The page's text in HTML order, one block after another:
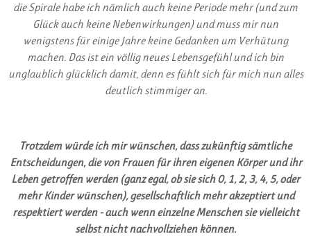
die Spirale habe ich nämlich auch keine Periode mehr (und zum
Glück auch keine Nebenwirkungen) und muss mir nun
wenigstens für einige Jahre keine Gedanken um Verhütung
machen. Das ist ein völlig neues Lebensgefühl und ich bin
unglaublich glücklich damit, denn es fühlt sich für mich nun alles
deutlich stimmiger an.
Trotzdem würde ich mir wünschen, dass zukünftig sämtliche
Entscheidungen, die von Frauen für ihren eigenen Körper und ihr
Leben getroffen werden (ganz egal, ob sie sich 0, 1, 2, 3, 4, 5, oder
mehr Kinder wünschen), gesellschaftlich mehr akzeptiert und
respektiert werden - auch wenn einzelne Menschen sie vielleicht
selbst nicht nachvollziehen können.